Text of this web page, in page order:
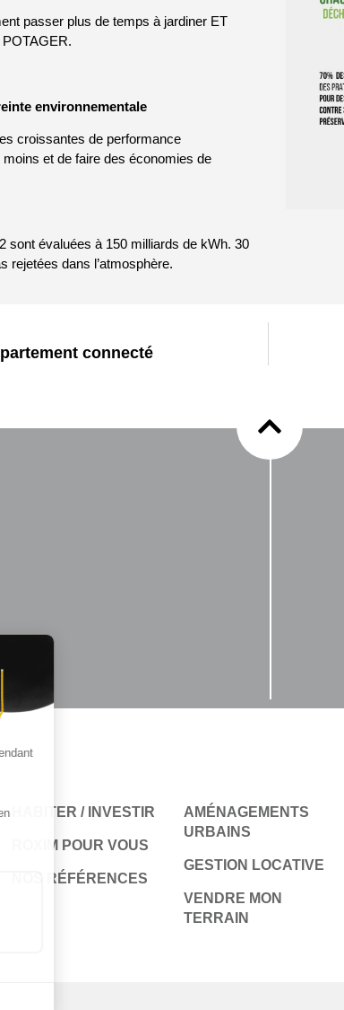
passer plus de temps à jardiner ET
environnementale
croissantes de performance
et de faire des économies de
sont évaluées à 150 milliards de kWh. 30
rejetées dans l’atmosphère.
connecté
HABITER / INVESTIR
ROXIM POUR VOUS
NOS RÉFÉRENCES
AMÉNAGEMENTS
URBAINS
GESTION LOCATIVE
VENDRE MON
TERRAIN